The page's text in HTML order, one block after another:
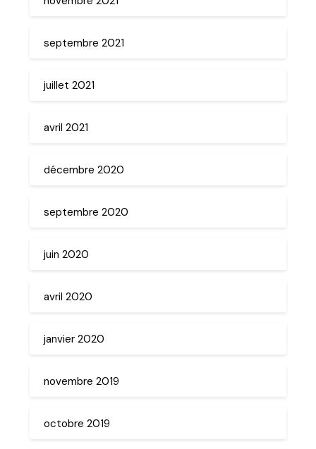
septembre 2021
juillet 2021
avril 2021
décembre 2020
septembre 2020
juin 2020
avril 2020
janvier 2020
novembre 2019
octobre 2019